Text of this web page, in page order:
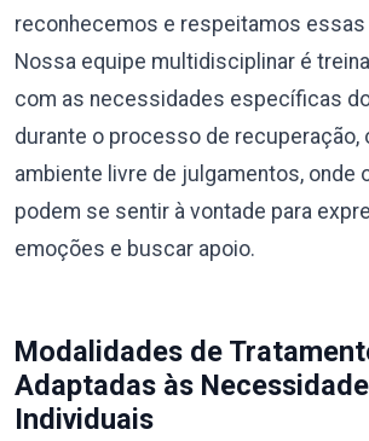
reconhecemos e respeitamos
Nossa equipe multidisciplinar é
com as necessidades específicas
durante o processo de recuperação,
ambiente livre de julgamentos, onde
podem se sentir à vontade para
emoções e buscar apoio.
Modalidades de
Adaptadas às
Individuais